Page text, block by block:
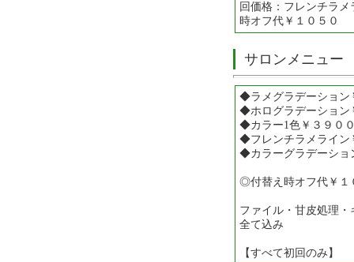
回価格：フレンチラ
時オフ代￥１０５０
サロンメニュー
◆ラメグラデーション
◆ホログラデーション
◆カラー1色￥３９０
◆フレンチラメライン
◆カラーグラデーショ
◎付替え時オフ代￥１
ファイル・甘皮処理
全て込み
【すべて初回のみ】